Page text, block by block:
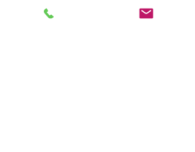
ヘアセット・・￥5.500